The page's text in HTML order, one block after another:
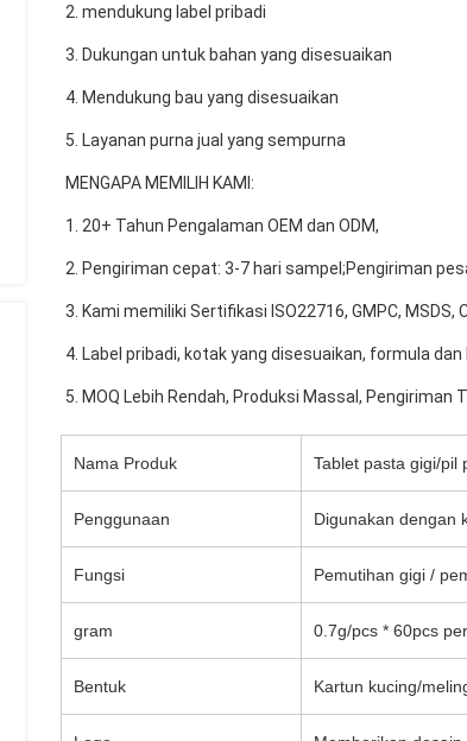
2. mendukung label pribadi
3. Dukungan untuk bahan yang disesuaikan
4. Mendukung bau yang disesuaikan
5. Layanan purna jual yang sempurna
MENGAPA MEMILIH KAMI:
1. 20+ Tahun Pengalaman OEM dan ODM,
2. Pengiriman cepat: 3-7 hari sampel;Pengiriman
3. Kami memiliki Sertifikasi ISO22716, GMPC, MSDS,
4. Label pribadi, kotak yang disesuaikan, formula
5. MOQ Lebih Rendah, Produksi Massal, Pengiriman
Nama Produk Tablet pasta gigi/pil
Penggunaan Digunakan dengan
Fungsi Pemutihan gigi /
gram 0.7g/pcs * 60pcs
Bentuk Kartun kucing/